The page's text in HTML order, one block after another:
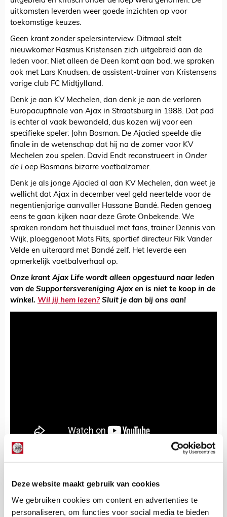
Deze website maakt gebruik van cookies
We gebruiken cookies om content en advertenties te
personaliseren, om functies voor social media te bieden
uitkomsten leverden weer goede inzichten op voor
toekomstige keuzes.
Geen krant zonder spelersinterview. Ditmaal stelt
nieuwkomer Rasmus Kristensen zich uitgebreid aan de
leden voor. Niet alleen de Deen komt aan bod, we spraken
ook met Lars Knudsen, de assistent-trainer van Kristensens
vorige club FC Midtjylland.
Denk je aan KV Mechelen, dan denk je aan de verloren
Europacupfinale van Ajax in Straatsburg in 1988. Dat pad
is echter al vaak bewandeld, dus kozen wij voor een
specifieke speler: John Bosman. De Ajacied speelde die
finale in de wetenschap dat hij na de zomer voor KV
Mechelen zou spelen. David Endt reconstrueert in Onder
de Loep Bosmans bizarre voetbalzomer.
Denk je als jonge Ajacied al aan KV Mechelen, dan weet je
wellicht dat Ajax in december veel geld neertelde voor de
negentienjarige aanvaller Hassane Bandé. Reden genoeg
eens te gaan kijken naar deze Grote Onbekende. We
spraken rondom het thuisduel met fans, trainer Dennis van
Wijk, ploeggenoot Mats Rits, sportief directeur Rik Vander
Velde en uiteraard met Bandé zelf. Het leverde een
opmerkelijk voetbalverhaal op.
Onze krant Ajax Life wordt alleen opgestuurd naar leden
van de Supportersvereniging Ajax en is niet te koop in de
winkel. Wil jij hem lezen? Sluit je dan bij ons aan!
Bekijk alle berichten van De Redactie